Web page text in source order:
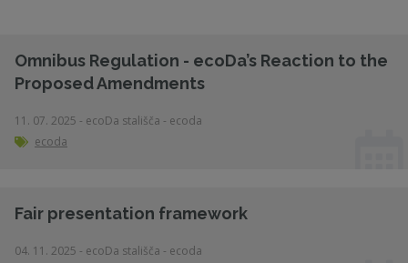
Omnibus Regulation - ecoDa’s Reaction to the
Proposed Amendments
11. 07. 2025 - ecoDa stališča - ecoda
ecoda
Fair presentation framework
04. 11. 2025 - ecoDa stališča - ecoda